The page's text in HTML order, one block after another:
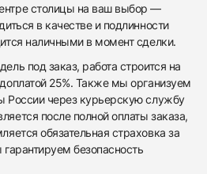
столицы на ваш выбор —
в качестве и подлинности
наличными в момент сделки.
под заказ, работа строится на
25%. Также мы организуем
России через курьерскую службу
после полной оплаты заказа,
обязательная страховка за
безопасность